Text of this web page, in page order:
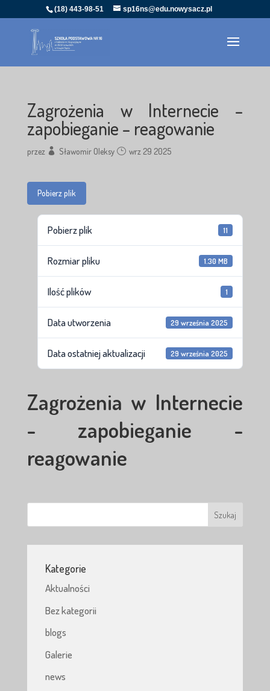
(18) 443-98-51 sp16ns@edu.nowysacz.pl
Zagrożenia w Internecie –
zapobieganie – reagowanie
przez Sławomir Oleksy wrz 29 2025
Pobierz plik
Pobierz plik 11
Rozmiar pliku 1.30 MB
Ilość plików 1
Data utworzenia 29 września 2025
Data ostatniej aktualizacji 29 września 2025
Zagrożenia w Internecie
- zapobieganie -
reagowanie
Kategorie
Aktualności
Bez kategorii
blogs
Galerie
news